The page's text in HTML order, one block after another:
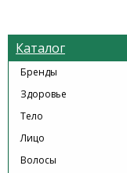
Каталог
Бренды
Здоровье
Тело
Лицо
Волосы